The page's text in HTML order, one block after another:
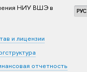
РУС
НИУ ВШЭ в
и лицензии
отчетность